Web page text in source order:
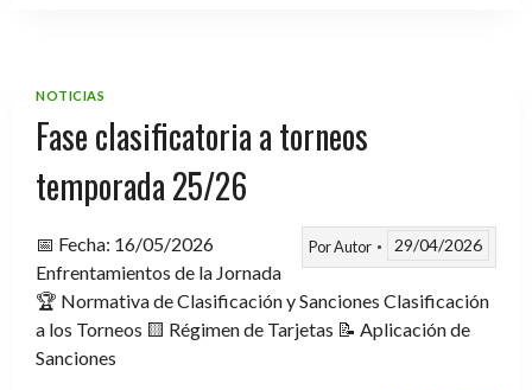
NOTICIAS
Fase clasificatoria a torneos
temporada 25/26
PorAutor 29/04/2026
📅 Fecha: 16/05/2026
Enfrentamientos de la Jornada
🏆 Normativa de Clasificación y Sanciones Clasificación
a los Torneos 🟨 Régimen de Tarjetas 📝 Aplicación de
Sanciones